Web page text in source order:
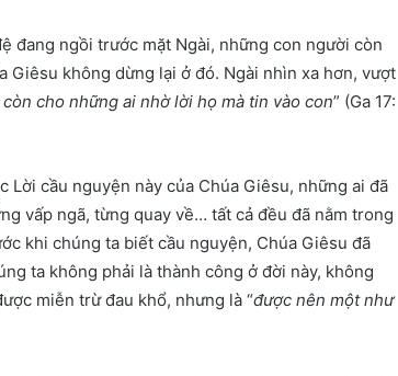
đang ngồi trước mặt Ngài, những con người còn
Giêsu không dừng lại ở đó. Ngài nhìn xa hơn, vượt
cho những ai nhờ lời họ mà tin vào con” (Ga 17:
Lời cầu nguyện này của Chúa Giêsu, những ai đã
vấp ngã, từng quay về… tất cả đều đã nằm trong
khi chúng ta biết cầu nguyện, Chúa Giêsu đã
ta không phải là thành công ở đời này, không
miễn trừ đau khổ, nhưng là “được nên một như